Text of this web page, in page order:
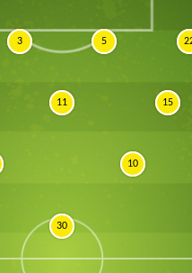
3 5
11 15
10
30